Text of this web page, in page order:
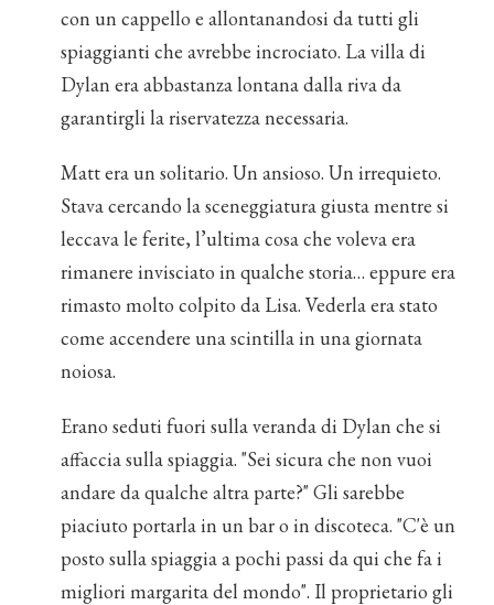
con un cappello e allontanandosi da tutti gli
spiaggianti che avrebbe incrociato. La villa di
Dylan era abbastanza lontana dalla riva da
garantirgli la riservatezza necessaria.
Matt era un solitario. Un ansioso. Un irrequieto.
Stava cercando la sceneggiatura giusta mentre si
leccava le ferite, l’ultima cosa che voleva era
rimanere invisciato in qualche storia… eppure era
rimasto molto colpito da Lisa. Vederla era stato
come accendere una scintilla in una giornata
noiosa.
Erano seduti fuori sulla veranda di Dylan che si
affaccia sulla spiaggia. "Sei sicura che non vuoi
andare da qualche altra parte?" Gli sarebbe
piaciuto portarla in un bar o in discoteca. "C'è un
posto sulla spiaggia a pochi passi da qui che fa i
migliori margarita del mondo". Il proprietario gli